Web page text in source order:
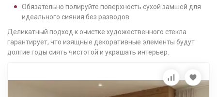
Обязательно полируйте поверхность сухой замшей для
идеального сияния без разводов.
Деликатный подход к очистке художественного стекла
гарантирует, что изящные декоративные элементы будут
долгие годы сиять чистотой и украшать интерьер.